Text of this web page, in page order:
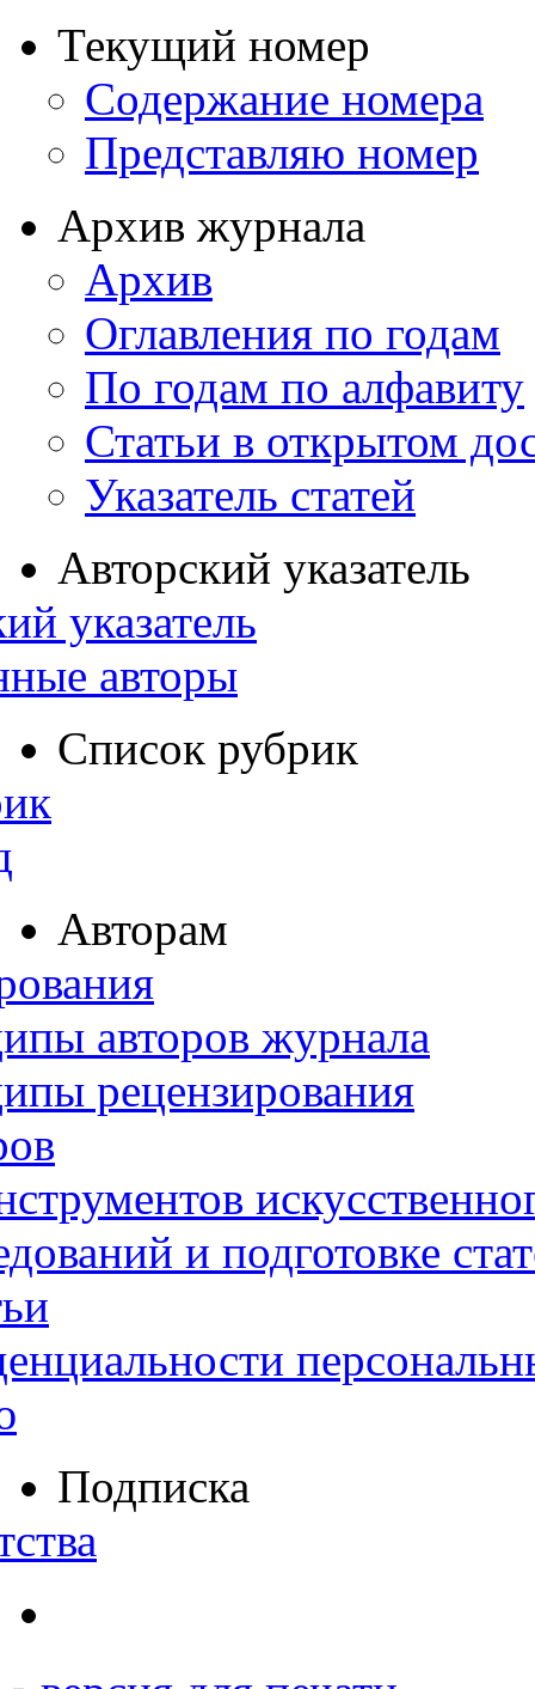
Текущий номер
Содержание номера
Представляю номер
Архив журнала
Архив
Оглавления по годам
По годам по алфавиту
Статьи в открытом
Указатель статей
Авторский указатель
указатель
авторы
Список рубрик
Авторам
авторов журнала
рецензирования
и подготовке
Подписка